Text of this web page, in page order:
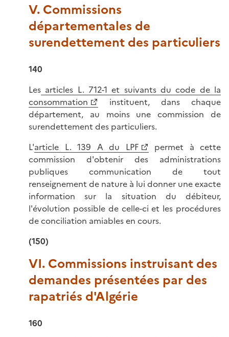
V. Commissions
départementales de
surendettement des particuliers
140
Les articles L. 712-1 et suivants du code de la
consommation
instituent, dans chaque
département, au moins une commission de
surendettement des particuliers.
L'article L. 139 A du LPF
permet à cette
commission d'obtenir des administrations
publiques communication de tout
renseignement de nature à lui donner une exacte
information sur la situation du débiteur,
l'évolution possible de celle-ci et les procédures
de conciliation amiables en cours.
(150)
VI. Commissions instruisant des
demandes présentées par des
rapatriés d'Algérie
160